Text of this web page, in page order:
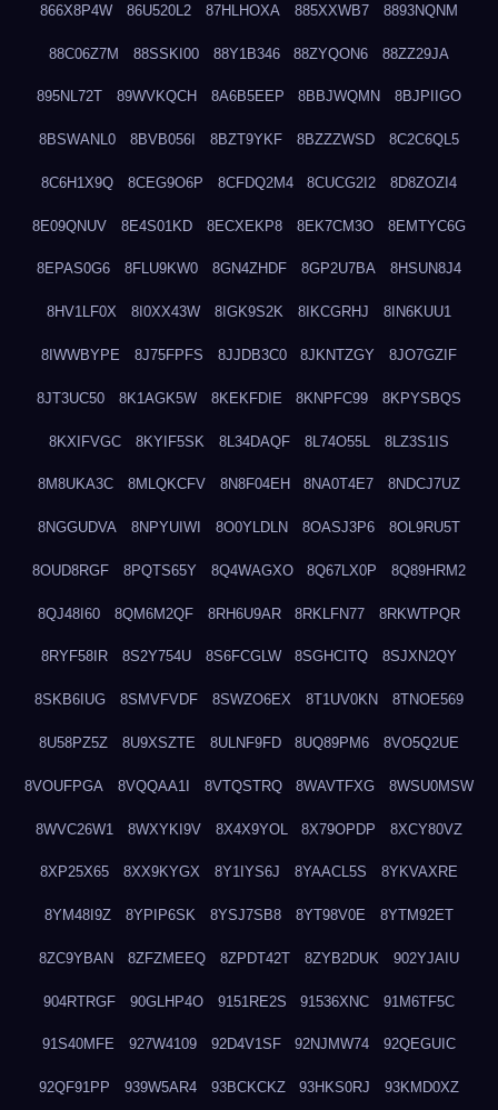
866X8P4W 86U520L2 87HLHOXA 885XXWB7 8893NQNM
88C06Z7M 88SSKI00 88Y1B346 88ZYQON6 88ZZ29JA
895NL72T 89WVKQCH 8A6B5EEP 8BBJWQMN 8BJPIIGO
8BSWANL0 8BVB056I 8BZT9YKF 8BZZZWSD 8C2C6QL5
8C6H1X9Q 8CEG9O6P 8CFDQ2M4 8CUCG2I2 8D8ZOZI4
8E09QNUV 8E4S01KD 8ECXEKP8 8EK7CM3O 8EMTYC6G
8EPAS0G6 8FLU9KW0 8GN4ZHDF 8GP2U7BA 8HSUN8J4
8HV1LF0X 8I0XX43W 8IGK9S2K 8IKCGRHJ 8IN6KUU1
8IWWBYPE 8J75FPFS 8JJDB3C0 8JKNTZGY 8JO7GZIF
8JT3UC50 8K1AGK5W 8KEKFDIE 8KNPFC99 8KPYSBQS
8KXIFVGC 8KYIF5SK 8L34DAQF 8L74O55L 8LZ3S1IS
8M8UKA3C 8MLQKCFV 8N8F04EH 8NA0T4E7 8NDCJ7UZ
8NGGUDVA 8NPYUIWI 8O0YLDLN 8OASJ3P6 8OL9RU5T
8OUD8RGF 8PQTS65Y 8Q4WAGXO 8Q67LX0P 8Q89HRM2
8QJ48I60 8QM6M2QF 8RH6U9AR 8RKLFN77 8RKWTPQR
8RYF58IR 8S2Y754U 8S6FCGLW 8SGHCITQ 8SJXN2QY
8SKB6IUG 8SMVFVDF 8SWZO6EX 8T1UV0KN 8TNOE569
8U58PZ5Z 8U9XSZTE 8ULNF9FD 8UQ89PM6 8VO5Q2UE
8VOUFPGA 8VQQAA1I 8VTQSTRQ 8WAVTFXG 8WSU0MSW
8WVC26W1 8WXYKI9V 8X4X9YOL 8X79OPDP 8XCY80VZ
8XP25X65 8XX9KYGX 8Y1IYS6J 8YAACL5S 8YKVAXRE
8YM48I9Z 8YPIP6SK 8YSJ7SB8 8YT98V0E 8YTM92ET
8ZC9YBAN 8ZFZMEEQ 8ZPDT42T 8ZYB2DUK 902YJAIU
904RTRGF 90GLHP4O 9151RE2S 91536XNC 91M6TF5C
91S40MFE 927W4109 92D4V1SF 92NJMW74 92QEGUIC
92QF91PP 939W5AR4 93BCKCKZ 93HKS0RJ 93KMD0XZ